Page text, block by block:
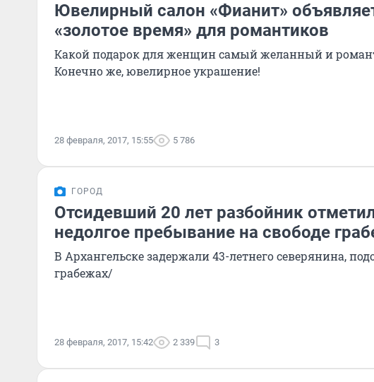
Ювелирный салон «Фианит»
«золотое время» для романтиков
Какой подарок для женщин самый желанный и
Конечно же, ювелирное украшение!
28 февраля, 2017, 15:55 5 786
ГОРОД
Отсидевший 20 лет разбойник
недолгое пребывание на свободе
В Архангельске задержали 43-летнего северянина,
грабежах/
28 февраля, 2017, 15:42 2 339 3